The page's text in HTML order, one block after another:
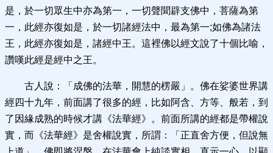
是，於一切眾生中亦為第一，一切聲聞辟支佛中，菩薩為第
一，此經亦復如是，於一切諸經法中，最為第一;如佛為諸法
王，此經亦復如是，諸經中王。這裡佛以經文說了十個比喻，
讚嘆此經是經中之王。
古人說：「成佛的法華，開慧的楞嚴」。佛在娑婆世界講
經四十九年，前面講了很多的經，比如阿含、方等、般若，到
了因緣成熟的時候才講《法華經》。前面所講的經都是帶權說
實，而《法華經》是舍權說實，所謂：「正直舍方便，但說無